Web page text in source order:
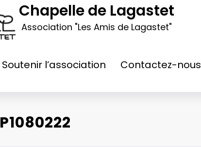
Chapelle de Lagastet
Association "Les Amis de Lagastet"
Soutenir l’association Contactez-nous
P1080222